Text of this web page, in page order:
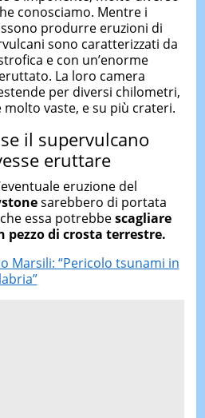
conosciamo. Mentre i
produrre eruzioni di
sono caratterizzati da
e con un’enorme
La loro camera
per diversi chilometri,
vaste, e su più crateri.
il supervulcano
eruttare
eruzione del
sarebbero di portata
essa potrebbescagliare
di crosta terrestre.
Marsili: “Pericolo tsunami in